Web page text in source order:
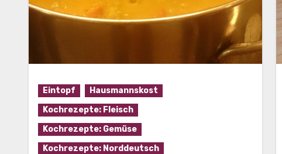
Eintopf
Hausmannskost
Kochrezepte: Fleisch
Kochrezepte: Gemüse
Kochrezepte: Norddeutsch